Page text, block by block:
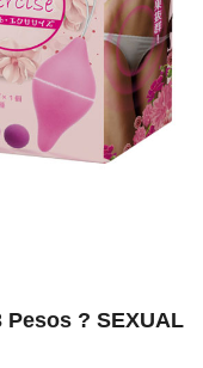
? SEXUAL